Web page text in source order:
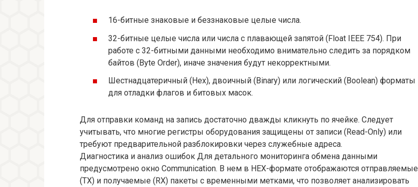
16-битные знаковые и беззнаковые целые числа.
32-битные целые числа или числа с плавающей запятой (Float IEEE 754). При
работе с 32-битными данными необходимо внимательно следить за порядком
байтов (Byte Order), иначе значения будут некорректными.
Шестнадцатеричный (Hex), двоичный (Binary) или логический (Boolean) форматы
для отладки флагов и битовых масок.
Для отправки команд на запись достаточно дважды кликнуть по ячейке. Следует
учитывать, что многие регистры оборудования защищены от записи (Read-Only) или
требуют предварительной разблокировки через служебные адреса.
Диагностика и анализ ошибок Для детального мониторинга обмена данными
предусмотрено окно Communication. В нем в HEX-формате отображаются отправляемые
(TX) и получаемые (RX) пакеты с временными метками, что позволяет анализировать